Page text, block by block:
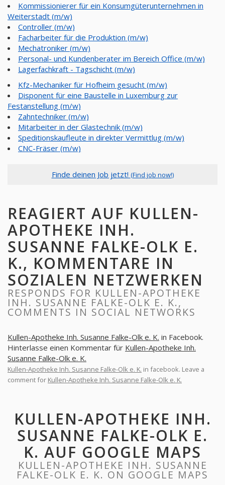
Kommissionierer für ein Konsumgüterunternehmen in
Weiterstadt (m/w)
Controller (m/w)
Facharbeiter für die Produktion (m/w)
Mechatroniker (m/w)
Personal- und Kundenberater im Bereich Office (m/w)
Lagerfachkraft - Tagschicht (m/w)
Kfz-Mechaniker für Hofheim gesucht (m/w)
Disponent für eine Baustelle in Luxemburg zur
Festanstellung (m/w)
Zahntechniker (m/w)
Mitarbeiter in der Glastechnik (m/w)
Speditionskaufleute in direkter Vermittlug (m/w)
CNC-Fräser (m/w)
Finde deinen Job jetzt! (Find job now!)
REAGIERT AUF KULLEN-
APOTHEKE INH.
SUSANNE FALKE-OLK E.
K., KOMMENTARE IN
SOZIALEN NETZWERKEN
RESPONDS FOR KULLEN-APOTHEKE
INH. SUSANNE FALKE-OLK E. K.,
COMMENTS IN SOCIAL NETWORKS
Kullen-Apotheke Inh. Susanne Falke-Olk e. K. in Facebook.
Hinterlasse einen Kommentar für Kullen-Apotheke Inh.
Susanne Falke-Olk e. K.
Kullen-Apotheke Inh. Susanne Falke-Olk e. K. in facebook. Leave a
comment for Kullen-Apotheke Inh. Susanne Falke-Olk e. K.
KULLEN-APOTHEKE INH.
SUSANNE FALKE-OLK E.
K. AUF GOOGLE MAPS
KULLEN-APOTHEKE INH. SUSANNE
FALKE-OLK E. K. ON GOOGLE MAPS